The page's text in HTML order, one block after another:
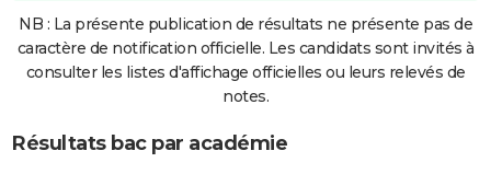
NB : La présente publication de résultats ne présente pas de
caractère de notification officielle. Les candidats sont invités à
consulter les listes d'affichage officielles ou leurs relevés de
notes.
Résultats bac par académie